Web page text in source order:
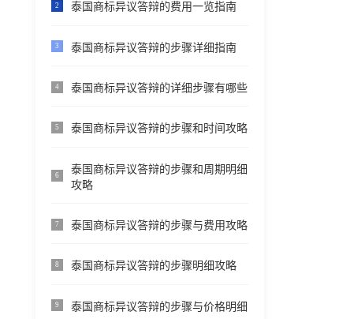
2 泰国商标异议答辩的费用一览指南
3 泰国商标异议答辩的步骤详细指南
4 泰国商标异议答辩的详细步骤有哪些
5 泰国商标异议答辩的步骤和时间攻略
6
泰国商标异议答辩的步骤和周期明细
攻略
7 泰国商标异议答辩的步骤与费用攻略
8 泰国商标异议答辩的步骤明细攻略
9 泰国商标异议答辩的步骤与价格明细